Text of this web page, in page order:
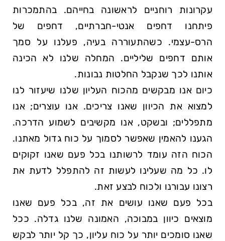
עקרונות רוחניים לראשונה בחייהם. בהתמכרות
פיתחנו דחפים אנטי-חברתיים, דחפים של
הרס-עצמי. כשהתעוררה בעיה, פעלנו על סמך
אותם דחפים שליליים. המחלה שלנו לא הכינה
אותנו לכך שנקבל החלטות נבונות.
כיום אנו מבקשים מהכוח העליון שלנו שיעזור לנו
למצוא את הכיוון שאנו צריכים. אנו עוצרים; אנו
מתפללים; ובשקט, אנו מקשיבים לשמוע הדרכה.
הגענו להאמין שאפשר לסמוך על כוח גדול מאתנו.
הכוח הזה עומד לרשותנו בכל פעם שאנו זקוקים
לו. כל מה שעלינו לעשות זה להתפלל לדעת את
רצונו עבורנו ולכוח לבצע זאת.
בכל פעם שאנו עושים את זה, בכל פעם שאנו
מוצאים כיוון במבוכה, האמונה שלנו גדלה. ככל
שאנו סומכים יותר על כוח עליון, כך קל יותר לבקש